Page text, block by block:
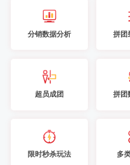
分销数据分析 拼团
超员成团 拼团
限时秒杀玩法 多